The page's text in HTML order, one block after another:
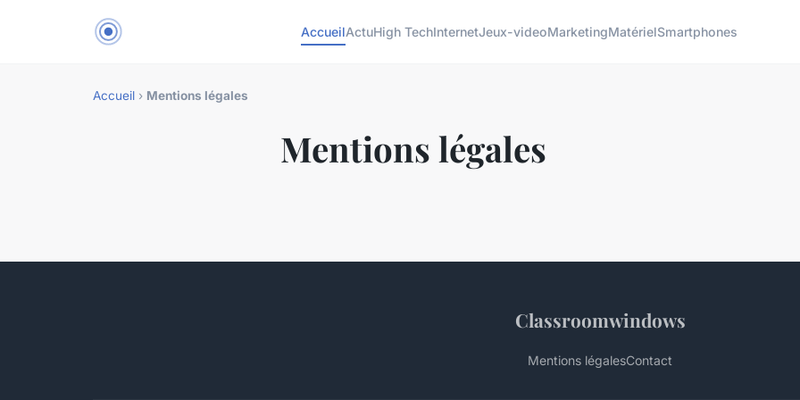
AccueilActuHigh TechInternetJeux-videoMarketingMatérielSmartphones
Accueil › Mentions légales
Mentions légales
Classroomwindows
Mentions légalesContact